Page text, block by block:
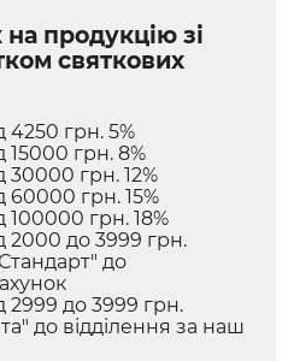
продукцію зі
святкових
4250 грн. 5%
15000 грн. 8%
30000 грн. 12%
60000 грн. 15%
100000 грн. 18%
2000 до 3999 грн.
до
2999 до 3999 грн.
до відділення за наш